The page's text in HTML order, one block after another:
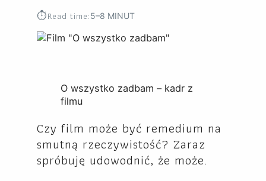
⏱︎Read time:5–8 MINUT
O wszystko zadbam – kadr z
filmu
Czy film może być remedium na
smutną rzeczywistość? Zaraz
spróbuję udowodnić, że może.